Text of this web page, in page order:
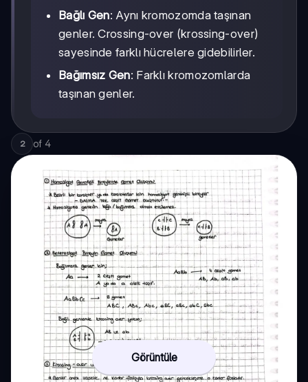
Bağlı Gen: Aynı kromozomda taşınan
genler. Crossing-over (krossing-over)
sayesinde farklı hücrelere gidebilirler.
Bağımsız Gen: Farklı kromozomlarda
taşınan genler.
2 of 4
Görüntüle